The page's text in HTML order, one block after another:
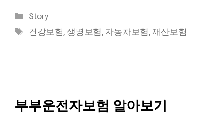
Categories
Story
Tags
건강보험,생명보험, 자동차보험,재산보험
부부운전자보험 알아보기